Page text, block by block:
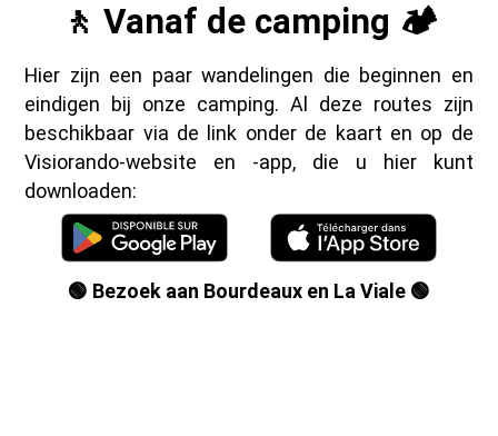
🚶 Vanaf de camping 🏕️
Hier zijn een paar wandelingen die beginnen en
eindigen bij onze camping. Al deze routes zijn
beschikbaar via de link onder de kaart en op de
Visiorando-website en -app, die u hier kunt
downloaden:
🟢 Bezoek aan Bourdeaux en La Viale 🟢